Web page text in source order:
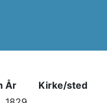
År
Kirke/sted